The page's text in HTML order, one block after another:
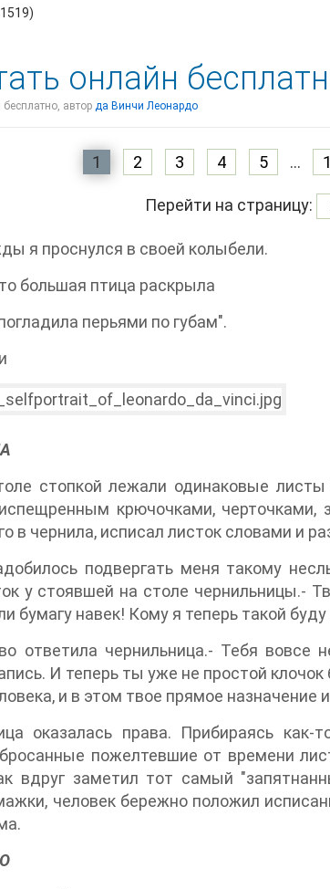
онлайн
бесплатно, автор да Винчи Леонардо
1 2 3 4 5 ...
Перейти на страницу:
я проснулся в своей колыбели.
большая птица раскрыла
перьями по губам".
стопкой лежали одинаковые
крючочками, черточками,
в чернила, исписал листок словами и
подвергать меня такому
у стоявшей на столе чернильницы.-
бумагу навек! Кому я теперь такой
ответила чернильница.- Тебя вовсе
И теперь ты уже не простой
и в этом твое прямое назначение
оказалась права. Прибираясь
пожелтевшие от времени
вдруг заметил тот самый
человек бережно положил